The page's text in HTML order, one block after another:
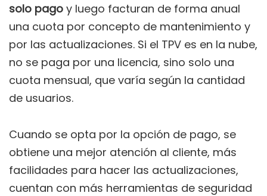
solo pago y luego facturan de forma anual
una cuota por concepto de mantenimiento y
por las actualizaciones. Si el TPV es en la nube,
no se paga por una licencia, sino solo una
cuota mensual, que varía según la cantidad
de usuarios.
Cuando se opta por la opción de pago, se
obtiene una mejor atención al cliente, más
facilidades para hacer las actualizaciones,
cuentan con más herramientas de seguridad